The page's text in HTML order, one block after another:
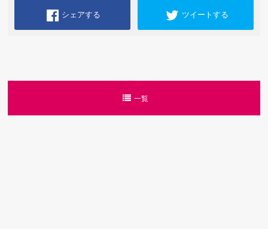
シェアする ツイートする
一覧